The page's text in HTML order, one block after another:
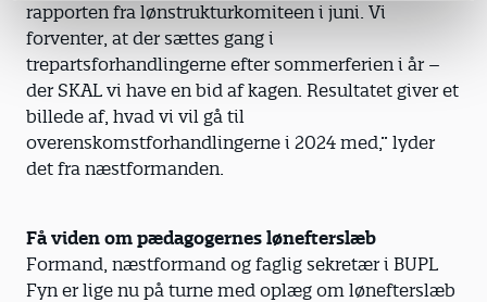
rapporten fra lønstrukturkomiteen i juni. Vi
forventer, at der sættes gang i
trepartsforhandlingerne efter sommerferien i år –
der SKAL vi have en bid af kagen. Resultatet giver et
billede af, hvad vi vil gå til
overenskomstforhandlingerne i 2024 med,” lyder
det fra næstformanden.
Få viden om pædagogernes lønefterslæb
Formand, næstformand og faglig sekretær i BUPL
Fyn er lige nu på turne med oplæg om lønefterslæb